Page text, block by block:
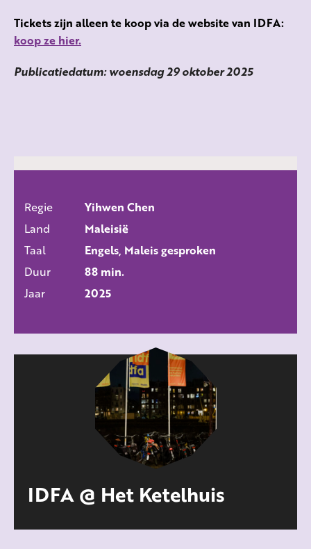
Tickets zijn alleen te koop via de website van IDFA:
koop ze hier.
Publicatiedatum: woensdag 29 oktober 2025
Regie
Yihwen Chen
Land
Maleisië
Taal
Engels, Maleis gesproken
Duur
88 min.
Jaar
2025
IDFA @ Het Ketelhuis